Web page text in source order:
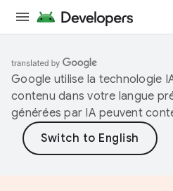
Google utilise la technologie
contenu dans votre langue
générées par IA peuvent